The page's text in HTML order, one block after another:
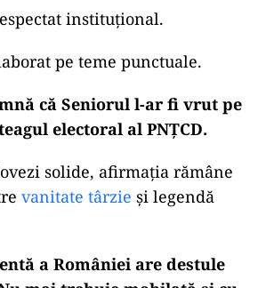
instituțional.
pe teme punctuale.
că Seniorul l-ar fi vrut pe
electoral al PNȚCD.
solide, afirmația rămâne
vanitate târzie și legendă
a României are destule